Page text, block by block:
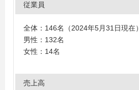
従業員
全体：146名（2024年5月31日現在）
男性：132名
女性：14名
売上高